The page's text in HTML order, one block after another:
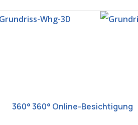
360° 360° Online-Besichtigung